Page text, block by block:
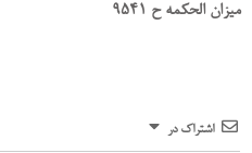
میزان الحکمه ح 9541
اشتراک در